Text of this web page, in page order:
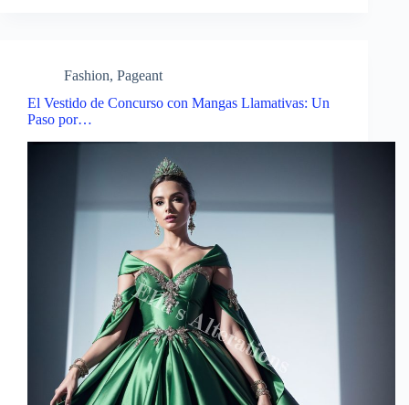
Fashion, Pageant
El Vestido de Concurso con Mangas Llamativas: Un
Paso por…